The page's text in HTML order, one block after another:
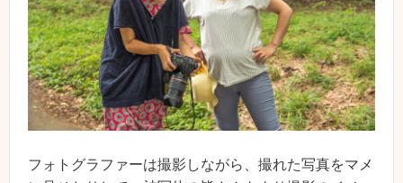
フォトグラファーは撮影しながら、撮れた写真をマメ